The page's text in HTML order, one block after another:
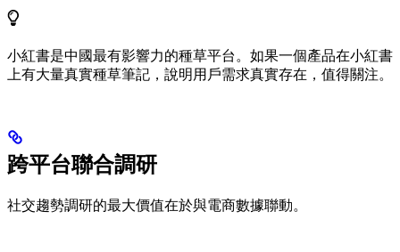
小紅書是中國最有影響力的種草平台。如果一個產品在小紅書
上有大量真實種草筆記，說明用戶需求真實存在，值得關注。
跨平台聯合調研
社交趨勢調研的最大價值在於與電商數據聯動。